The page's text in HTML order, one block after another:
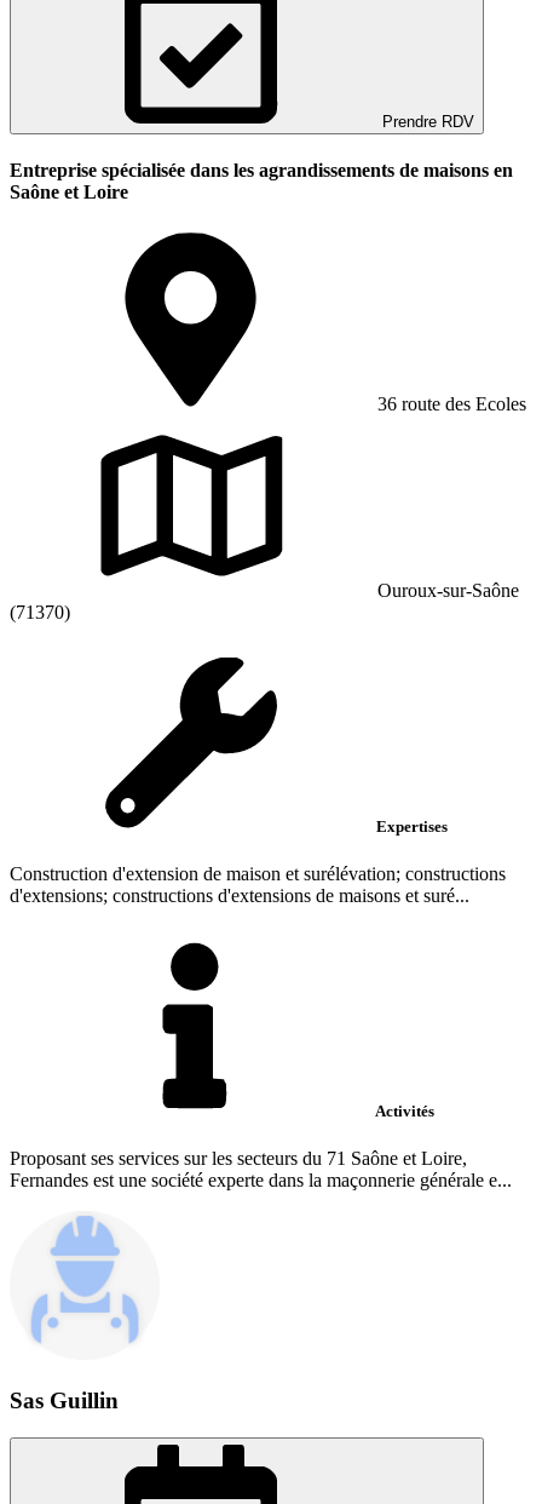
Prendre RDV
Entreprise spécialisée dans les agrandissements de maisons en
Saône et Loire
36 route des Ecoles
Ouroux-sur-Saône
(71370)
Expertises
Construction d'extension de maison et surélévation; constructions
d'extensions; constructions d'extensions de maisons et suré...
Activités
Proposant ses services sur les secteurs du 71 Saône et Loire,
Fernandes est une société experte dans la maçonnerie générale e...
Sas Guillin